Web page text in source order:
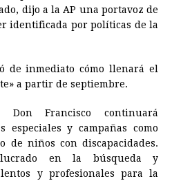
dijo a la AP una portavoz de
identificada por políticas de la
de inmediato cómo llenará el
a partir de septiembre.
Francisco continuará
especiales y campañas como
de niños con discapacidades.
en la búsqueda y
y profesionales para la